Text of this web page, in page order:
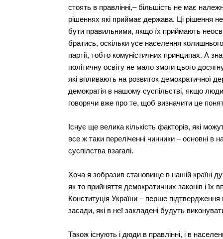
стоять в правлінні,– більшість не має
рішеннях які приймає держава. Ці рішення
бути правильними, якщо їх приймають
братись, оскільки усе населення
партії, тобто комуністичних принципах. А
політичну освіту не мало змоги цього
які впливають на розвиток демократичної
демократія в нашому суспільстві, якщо
говорячи вже про те, щоб визначити це
Існує ще велика кількість факторів, які
все ж таки переліченні чинники – основні в
суспілства взагалі.
Хоча я зобразив становище в нашій країні
як то прийняття демократичних законів і
Конституція України – перше
засади, які в неї закладені будуть
Також існують і дюди в правлінні, і в